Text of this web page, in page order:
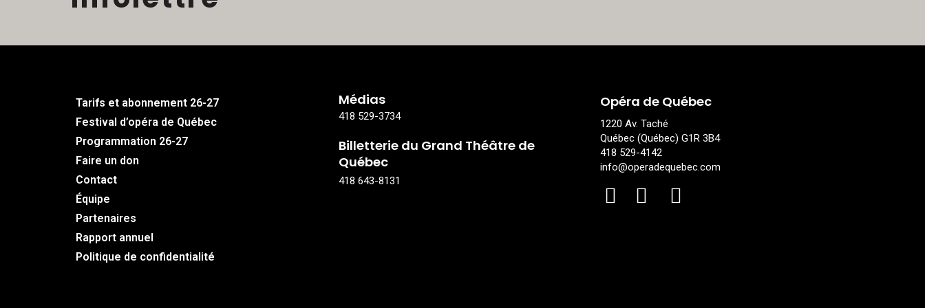
Tarifs et abonnement 26-27
Festival d’opéra de Québec
Programmation 26-27
Faire un don
Contact
Équipe
Partenaires
Rapport annuel
Politique de confidentialité
Médias
418 529-3734
Billetterie du Grand Théâtre de
Québec
418 643-8131
Opéra de Québec
1220 Av. Taché
Québec (Québec) G1R 3B4
418 529-4142
info@operadequebec.com